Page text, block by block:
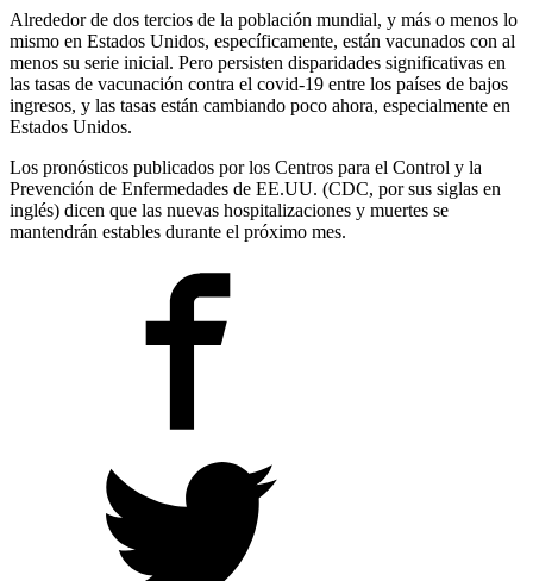
Alrededor de dos tercios de la población mundial, y más o menos lo
mismo en Estados Unidos, específicamente, están vacunados con al
menos su serie inicial. Pero persisten disparidades significativas en
las tasas de vacunación contra el covid-19 entre los países de bajos
ingresos, y las tasas están cambiando poco ahora, especialmente en
Estados Unidos.
Los pronósticos publicados por los Centros para el Control y la
Prevención de Enfermedades de EE.UU. (CDC, por sus siglas en
inglés) dicen que las nuevas hospitalizaciones y muertes se
mantendrán estables durante el próximo mes.